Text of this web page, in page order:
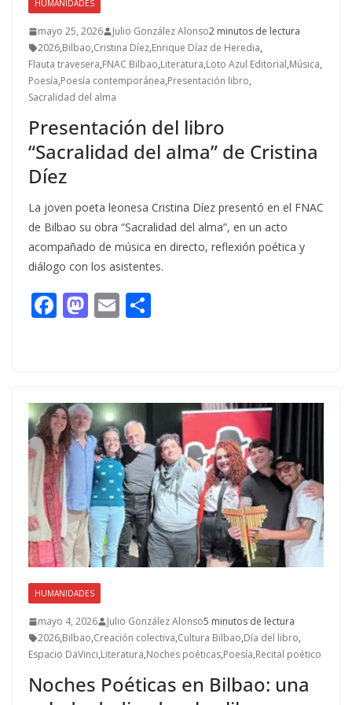
HUMANIDADES
mayo 25, 2026 Julio González Alonso2 minutos de lectura
2026,Bilbao,Cristina Díez,Enrique Díaz de Heredia,
Flauta travesera,FNAC Bilbao,Literatura,Loto Azul Editorial,Música,
Poesía,Poesía contemporánea,Presentación libro,
Sacralidad del alma
Presentación del libro
“Sacralidad del alma” de Cristina
Díez
La joven poeta leonesa Cristina Díez presentó en el FNAC
de Bilbao su obra “Sacralidad del alma”, en un acto
acompañado de música en directo, reflexión poética y
diálogo con los asistentes.
F
o
o
k
M
o
n
E
ar
ti
r
HUMANIDADES
mayo 4, 2026 Julio González Alonso5 minutos de lectura
2026,Bilbao,Creación colectiva,Cultura Bilbao,Día del libro,
Espacio DaVinci,Literatura,Noches poéticas,Poesía,Recital poético
Noches Poéticas en Bilbao: una